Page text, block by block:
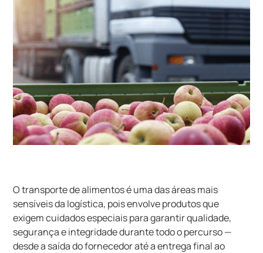
O transporte de alimentos é uma das áreas mais
sensíveis da logística, pois envolve produtos que
exigem cuidados especiais para garantir qualidade,
segurança e integridade durante todo o percurso —
desde a saída do fornecedor até a entrega final ao